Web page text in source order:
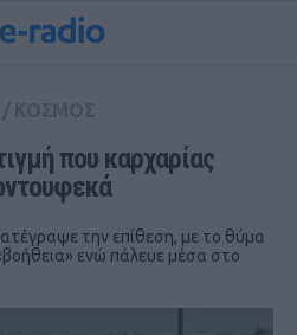
που καρχαρίας
την επίθεση, με το θύμα
ενώ πάλευε μέσα στο